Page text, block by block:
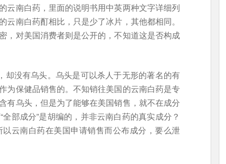
云南白药，里面的说明书用中英两种文字详细列
南白药酊相比，只是少了冰片，其他都相同。
，对美国消费者则是公开的，不知道这是否构成
却没有乌头。乌头是可以杀人于无形的著名的有
为保健品销售的。不知销往美国的云南白药是专
有乌头，但是为了能够在美国销售，就不在成分
部成分”是胡编的，并非云南白药的真实成分？
云南白药在美国申请销售而公布成分，要么泄